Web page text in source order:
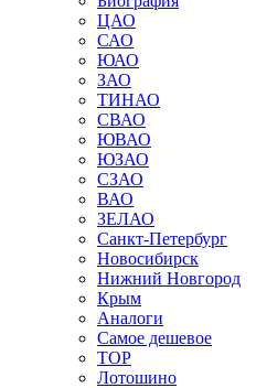
ЦАО
САО
ЮАО
ЗАО
ТИНАО
СВАО
ЮВАО
ЮЗАО
СЗАО
ВАО
ЗЕЛАО
Санкт-Петербург
Новосибирск
Нижний Новгород
Крым
Аналоги
Самое дешевое
TOP
Лотошино